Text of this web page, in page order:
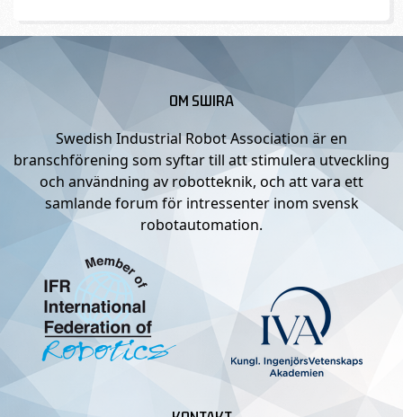
OM SWIRA
Swedish Industrial Robot Association är en
branschförening som syftar till att stimulera utveckling
och användning av robotteknik, och att vara ett
samlande forum för intressenter inom svensk
robotautomation.